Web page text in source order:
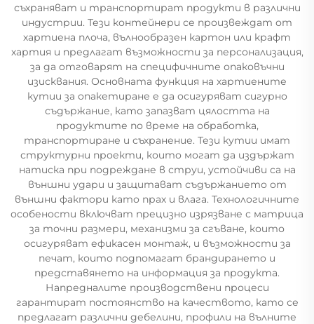
съхраняват и транспортират продукти в различни
индустрии. Тези контейнери се произвеждат от
хартиена плоча, вълнообразен картон или крафт
хартия и предлагат възможности за персонализация,
за да отговарят на специфичните опаковъчни
изисквания. Основната функция на хартиените
кутии за опакетиране е да осигуряват сигурно
съдържание, като запазват цялостта на
продуктите по време на обработка,
транспортиране и съхранение. Тези кутии имат
структурни проекти, които могат да издържат
натиска при подреждане в струи, устойчиви са на
външни удари и защитават съдържанието от
външни фактори като прах и влага. Технологичните
особености включват прецизно изрязване с матрица
за точни размери, механизми за сгъване, които
осигуряват ефикасен монтаж, и възможности за
печат, които подпомагат брандирането и
представянето на информация за продукта.
Напредналите производствени процеси
гарантират постоянство на качеството, като се
предлагат различни дебелини, профили на вълните